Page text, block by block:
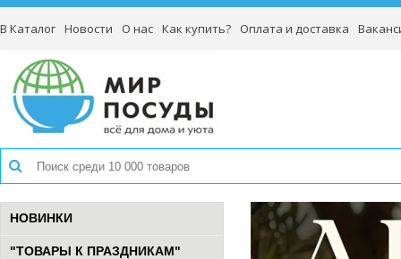
В Каталог Новости О нас Как купить? Оплата и доставка
НОВИНКИ
"ТОВАРЫ К ПРАЗДНИКАМ"